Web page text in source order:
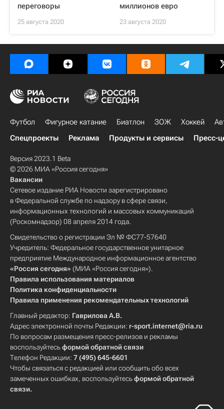
переговоры
25 августа 2020
миллионов евро
23 августа 2020
Футбол Фигурное катание Биатлон ЗОЖ Хоккей
Спецпроекты
Реклама Продукты и сервисы Пресс-
Версия 2023.1 Beta
© 2026 МИА «Россия сегодня»
Вакансии
Сетевое издание РИА Новости зарегистрировано
в Федеральной службе по надзору в сфере связи,
информационных технологий и массовых коммуникаций
(Роскомнадзор) 08 апреля 2014 года.
Свидетельство о регистрации Эл № ФС77-57640
Учредитель: Федеральное государственное унитарное
предприятие Международное информационное агентство
«Россия сегодня» (МИА «Россия сегодня»).
Правила использования материалов
Политика конфиденциальности
Правила применения рекомендательных технологий
Главный редактор: Гаврилова А.В.
Адрес электронной почты Редакции: r-sport.internet@ria.ru
По вопросам размещения пресс-релизов и рекламы
воспользуйтесьформой обратной связи
Телефон Редакции: 7 (495) 645-6601
Чтобы связаться с редакцией или сообщить обо всех
замеченных ошибках, воспользуйтесьформой обратной
связи.